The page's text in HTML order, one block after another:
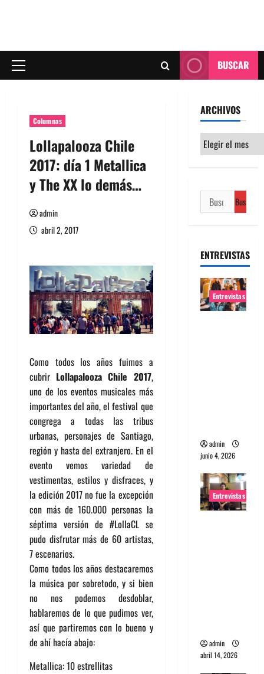
Menú
BUSCAR
Columnas
Lollapalooza Chile
2017: día 1 Metallica
y The XX lo demás…
admin
abril 2, 2017
Como todos los años fuimos a
cubrir Lollapalooza Chile 2017,
uno de los eventos musicales más
importantes del año, el festival que
congrega a todas las tribus
urbanas, personajes de Santiago,
región y hasta del extranjero. En el
evento vemos variedad de
vestimentas, estilos y disfraces, y
la edición 2017 no fue la excepción
con más de 160.000 personas la
séptima versión de #LollaCL se
pudo disfrutar más de 60 artistas,
7 escenarios.
Como todos los años destacaremos
la música por sobretodo, y si bien
no nos podemos desdoblar,
hablaremos de lo que pudimos ver,
así que partiremos con lo bueno y
de ahí hacía abajo:
Metallica: 10 estrellitas
ARCHIVOS
Archivos
Buscar:
ENTREVISTAS
Entrevistas
admin
junio 4, 2026
Entrevistas
admin
abril 14, 2026